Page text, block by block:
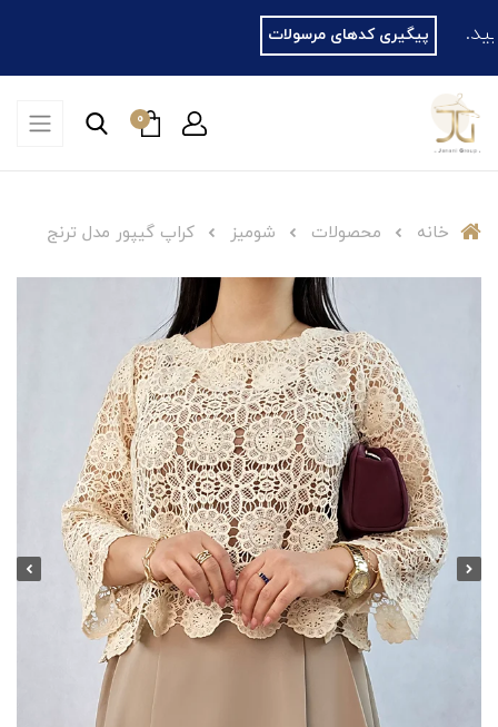
پیگیری کدهای مرسولات
0
خانه محصولات شومیز کراپ گیپور مدل ترنج